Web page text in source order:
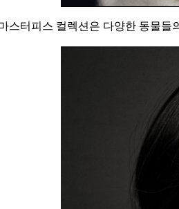
스터피스 컬렉션은 다양한 동물